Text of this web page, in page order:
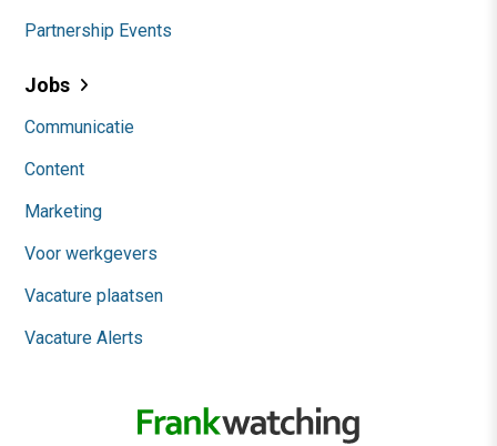
Partnership Events
Jobs
Communicatie
Content
Marketing
Voor werkgevers
Vacature plaatsen
Vacature Alerts